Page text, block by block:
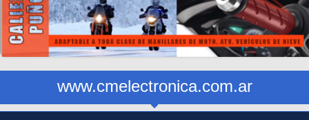
www.cmelectronica.com.ar